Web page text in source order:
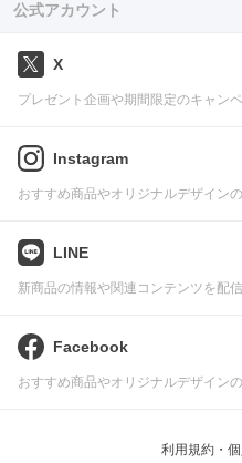
公式アカウント
X
プレゼント企画や期間限定のキャン
Instagram
おすすめ商品やオリジナルデザイン
LINE
新商品の情報や関連コンテンツを配信
Facebook
おすすめ商品やオリジナルデザイン
利用規約・